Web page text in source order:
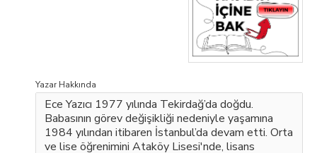
Yazar Hakkında